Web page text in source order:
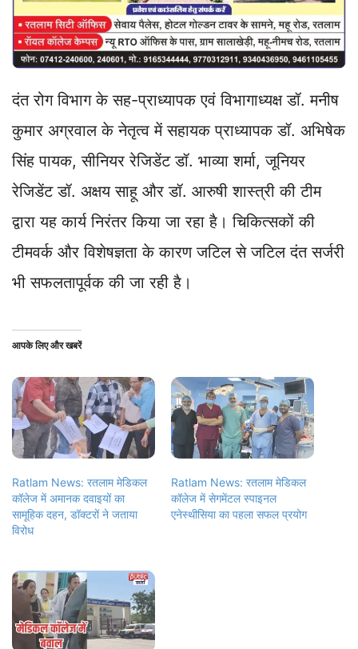
दंत रोग विभाग के सह-प्राध्यापक एवं विभागाध्यक्ष डॉ. मनीष
कुमार अग्रवाल के नेतृत्व में सहायक प्राध्यापक डॉ. अभिषेक
सिंह पायक, सीनियर रेजिडेंट डॉ. भाव्या शर्मा, जूनियर
रेजिडेंट डॉ. अक्षय साहू और डॉ. आरुषी शास्त्री की टीम
द्वारा यह कार्य निरंतर किया जा रहा है। चिकित्सकों की
टीमवर्क और विशेषज्ञता के कारण जटिल से जटिल दंत सर्जरी
भी सफलतापूर्वक की जा रही है।
आपके लिए और खबरें
Ratlam News: रतलाम मेडिकल
कॉलेज में अमानक दवाइयों का
सामूहिक दहन, डॉक्टरों ने जताया
विरोध
Ratlam News: रतलाम मेडिकल
कॉलेज में सेगमेंटल स्पाइनल
एनेस्थीसिया का पहला सफल प्रयोग